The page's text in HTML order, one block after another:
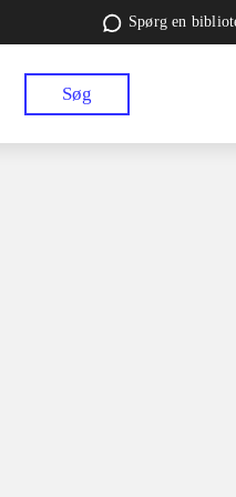
Spørg en
Søg